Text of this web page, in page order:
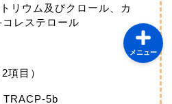
リウム及びクロール、カ
レステロール
項目）
TRACP-5b
メニュー